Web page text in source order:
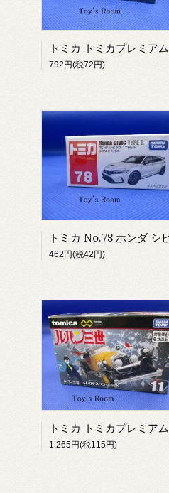
792円(税72円)
462円(税42円)
1,265円(税115円)